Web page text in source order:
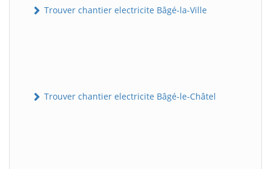
Trouver chantier electricite Bâgé-la-Ville
Trouver chantier electricite Bâgé-le-Châtel